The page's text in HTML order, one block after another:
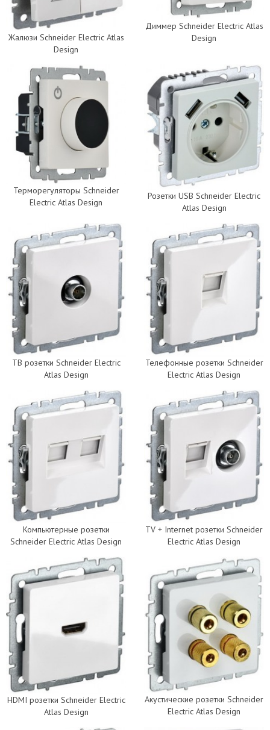
Жалюзи Schneider Electric Atlas
Design
Диммер Schneider Electric Atlas
Design
Терморегуляторы Schneider
Electric Atlas Design
Розетки USB Schneider Electric
Atlas Design
ТВ розетки Schneider Electric
Atlas Design
Телефонные розетки Schneider
Electric Atlas Design
Компьютерные розетки
Schneider Electric Atlas Design
TV + Internet розетки Schneider
Electric Atlas Design
HDMI розетки Schneider Electric
Atlas Design
Акустические розетки Schneider
Electric Atlas Design